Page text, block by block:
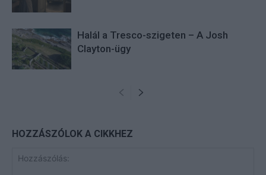
Halál a Tresco-szigeten – A Josh
Clayton-ügy
HOZZÁSZÓLOK A CIKKHEZ